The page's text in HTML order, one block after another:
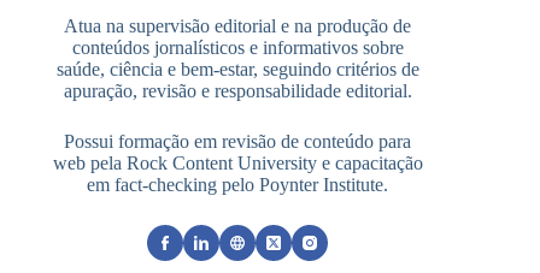
Atua na supervisão editorial e na produção de
conteúdos jornalísticos e informativos sobre
saúde, ciência e bem-estar, seguindo critérios de
apuração, revisão e responsabilidade editorial.
Possui formação em revisão de conteúdo para
web pela Rock Content University e capacitação
em fact-checking pelo Poynter Institute.